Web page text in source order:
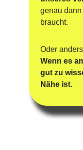
genau
braucht.
Oder
Wenn es
gut zu
Nähe ist.